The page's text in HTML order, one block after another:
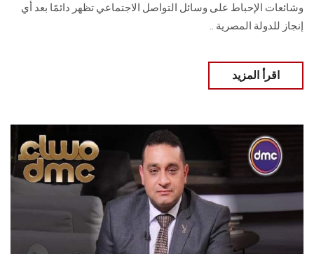
وشائعات الإحباط على وسائل التواصل الاجتماعي تظهر دائمًا بعد أي
إنجاز للدولة المصرية ..
اقرأ المزيد